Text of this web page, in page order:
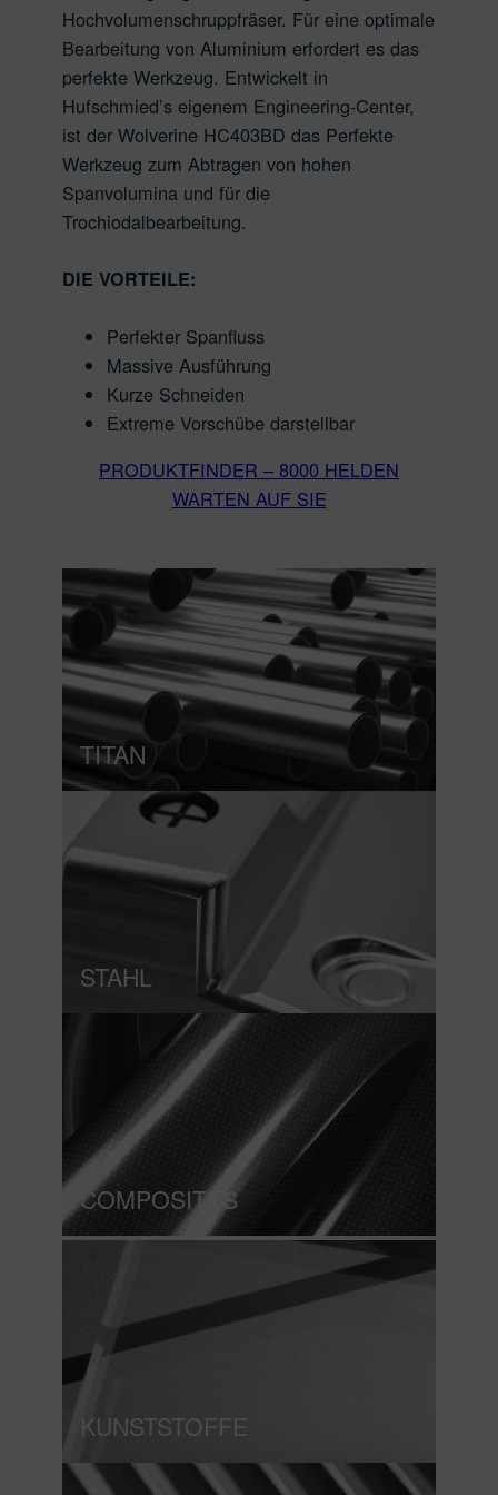
Hochvolumenschruppfräser. Für eine optimale
Bearbeitung von Aluminium erfordert es das
perfekte Werkzeug. Entwickelt in
Hufschmied’s eigenem Engineering-Center,
ist der Wolverine HC403BD das Perfekte
Werkzeug zum Abtragen von hohen
Spanvolumina und für die
Trochiodalbearbeitung.
DIE VORTEILE:
Perfekter Spanfluss
Massive Ausführung
Kurze Schneiden
Extreme Vorschübe darstellbar
PRODUKTFINDER – 8000 HELDEN
WARTEN AUF SIE
TITAN
STAHL
COMPOSITES
KUNSTSTOFFE